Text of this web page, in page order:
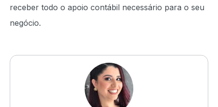
receber todo o apoio contábil necessário para o seu
negócio.